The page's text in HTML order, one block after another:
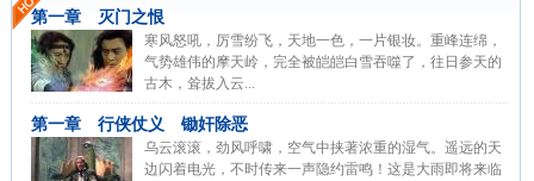
第一章 灭门之恨
寒风怒吼，厉雪纷飞，天地一色，一片银妆。重峰连绵，
气势雄伟的摩天岭，完全被皑皑白雪吞噬了，往日参天的
古木，耸拔入云...
第一章 行侠仗义 锄奸除恶
乌云滚滚，劲风呼啸，空气中挟著浓重的湿气。遥远的天
边闪着电光，不时传来一声隐约雷鸣！这是大雨即将来临